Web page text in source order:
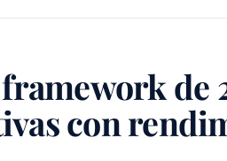
de
con